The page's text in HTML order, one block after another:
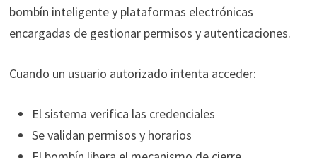
bombín inteligente y plataformas electrónicas
encargadas de gestionar permisos y autenticaciones.
Cuando un usuario autorizado intenta acceder:
El sistema verifica las credenciales
Se validan permisos y horarios